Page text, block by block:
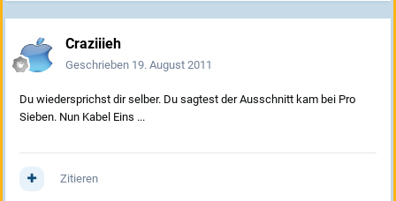
Craziiieh
Geschrieben 19. August 2011
Du wiedersprichst dir selber. Du sagtest der Ausschnitt kam bei Pro
Sieben. Nun Kabel Eins ...
Zitieren